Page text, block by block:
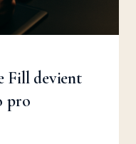
Fill devient
pro